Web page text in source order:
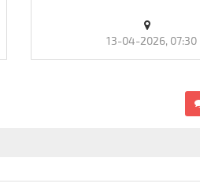
13-04-2026, 07:30